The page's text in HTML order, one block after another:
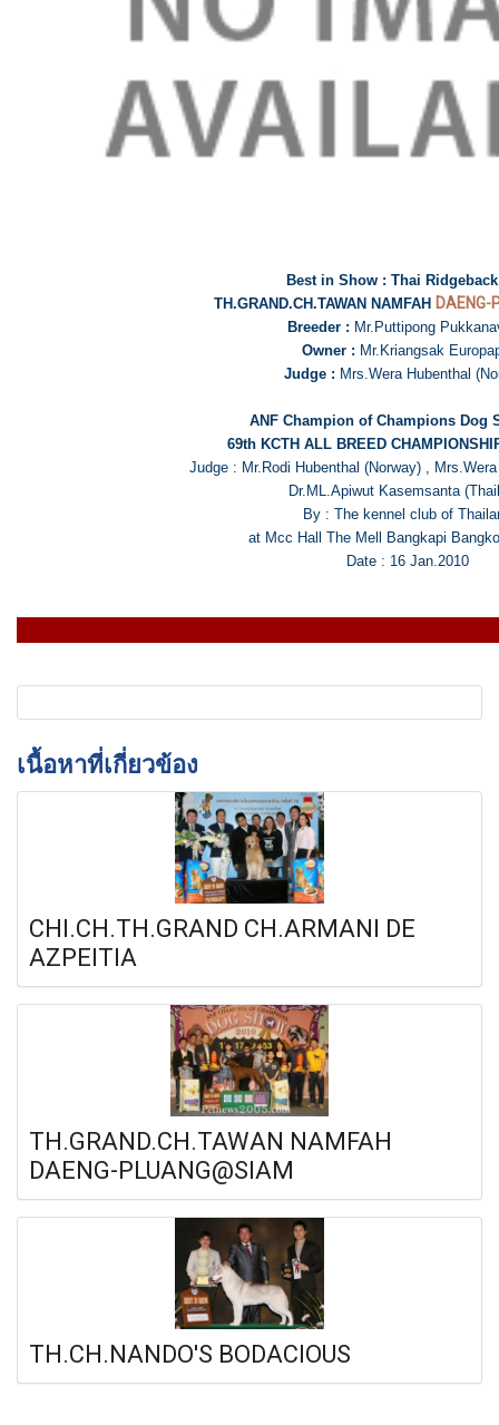
Best in Show : Thai
TH.GRAND.CH.TAWAN NAMFAH DAENG-
Breeder : Mr.Puttipong
Owner : Mr.Kriangsak
Judge : Mrs.Wera Hubenthal
ANF Champion of Champions Dog
69th KCTH ALL BREED
Judge : Mr.Rodi Hubenthal (Norway) ,
Dr.ML.Apiwut Kasemsanta
By : The kennel club of
at Mcc Hall The Mell Bangkapi
Date : 16 Jan.2010
เนื้อหาที่เกี่ยวข้อง
CHI.CH.TH.GRAND CH.ARMANI DE
AZPEITIA
TH.GRAND.CH.TAWAN NAMFAH
DAENG-PLUANG@SIAM
TH.CH.NANDO'S BODACIOUS